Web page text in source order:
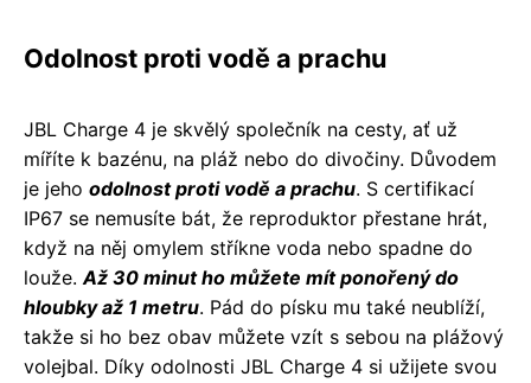
Odolnost proti vodě a prachu
JBL Charge 4 je skvělý společník na cesty, ať už
míříte k bazénu, na pláž nebo do divočiny. Důvodem
je jeho odolnost proti vodě a prachu. S certifikací
IP67 se nemusíte bát, že reproduktor přestane hrát,
když na něj omylem stříkne voda nebo spadne do
louže.Až 30 minut ho můžete mít ponořený do
hloubky až 1 metru. Pád do písku mu také neublíží,
takže si ho bez obav můžete vzít s sebou na plážový
volejbal. Díky odolnosti JBL Charge 4 si užijete svou